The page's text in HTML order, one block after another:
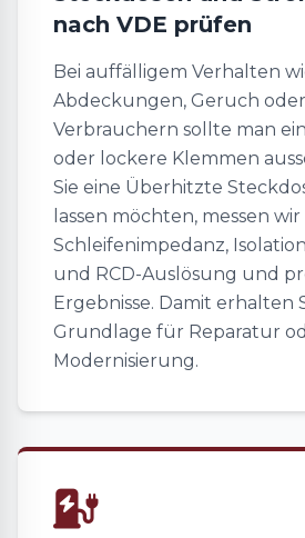
nach VDE prüfen
Bei auffälligem Verhalten
Abdeckungen, Geruch
Verbrauchern sollte man
oder lockere Klemmen
Sie eine Überhitzte
lassen möchten, messen
Schleifenimpedanz,
und RCD-Auslösung und
Ergebnisse. Damit erhalten
Grundlage für Reparatur
Modernisierung.